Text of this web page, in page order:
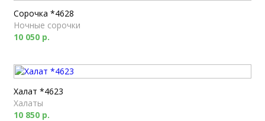
Сорочка *4628
Ночные сорочки
10 050 р.
Халат *4623
Халаты
10 850 р.